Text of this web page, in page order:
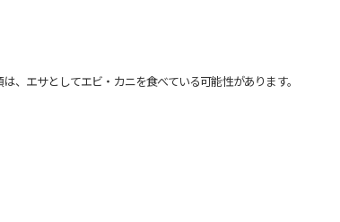
エサとしてエビ・カニを食べている可能性があります。